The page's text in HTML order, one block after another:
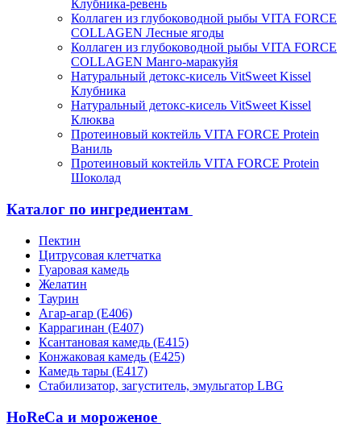
Клубника-ревень
Коллаген из глубоководной рыбы VITA FORCE
COLLAGEN Лесные ягоды
Коллаген из глубоководной рыбы VITA FORCE
COLLAGEN Манго-маракуйя
Натуральный детокс-кисель VitSweet Kissel
Клубника
Натуральный детокс-кисель VitSweet Kissel
Клюква
Протеиновый коктейль VITA FORCE Protein
Ваниль
Протеиновый коктейль VITA FORCE Protein
Шоколад
Каталог по ингредиентам
Пектин
Цитрусовая клетчатка
Гуаровая камедь
Желатин
Таурин
Агар-агар (Е406)
Каррагинан (Е407)
Ксантановая камедь (Е415)
Конжаковая камедь (Е425)
Камедь тары (Е417)
Стабилизатор, загуститель, эмульгатор LBG
HoReCa и мороженое